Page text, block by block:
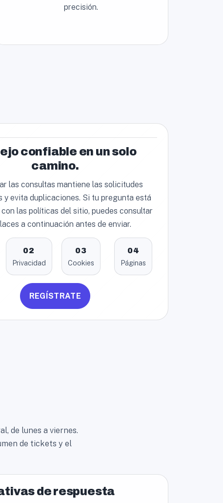
precisión.
confiable en un solo
camino.
las consultas mantiene las solicitudes
y evita duplicaciones. Si tu pregunta está
las políticas del sitio, puedes consultar
a continuación antes de enviar.
02
Privacidad
03
Cookies
04
Páginas
REGÍSTRATE
de lunes a viernes.
de tickets y el
de respuesta